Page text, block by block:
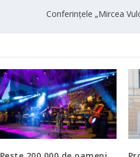
Conferințele „Mircea